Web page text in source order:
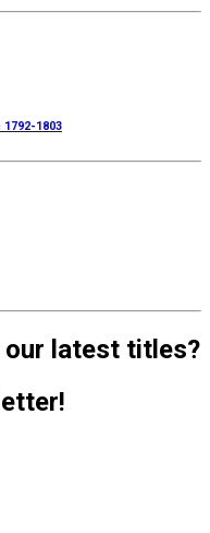
1803
our latest titles?